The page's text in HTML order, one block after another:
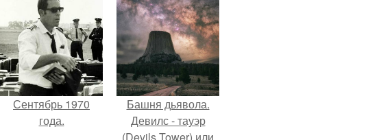
Сентябрь 1970
года.
Башня дьявола.
Девилс - тауэр